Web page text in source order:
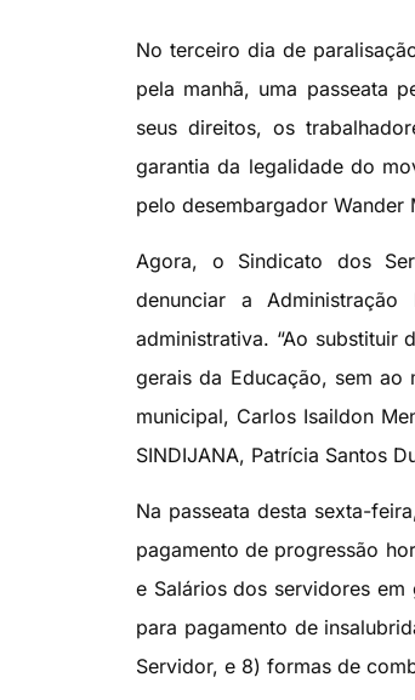
No terceiro dia de
pela manhã, uma passeata
seus direitos, os
garantia da legalidade do
pelo desembargador Wander
Agora, o Sindicato dos
denunciar a
administrativa. “Ao substituir
gerais da Educação, sem ao
municipal, Carlos Isaildon
SINDIJANA, Patrícia Santos
Na passeata desta sexta-
pagamento de progressão
e Salários dos servidores
para pagamento de
Servidor, e 8) formas de